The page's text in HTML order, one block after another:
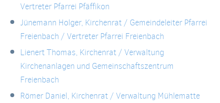
Vertreter Pfarrei Pfäffikon
Jünemann Holger, Kirchenrat / Gemeindeleiter Pfarrei
Freienbach / Vertreter Pfarrei Freienbach
Lienert Thomas, Kirchenrat / Verwaltung
Kirchenanlagen und Gemeinschaftszentrum
Freienbach
Römer Daniel, Kirchenrat / Verwaltung Mühlematte